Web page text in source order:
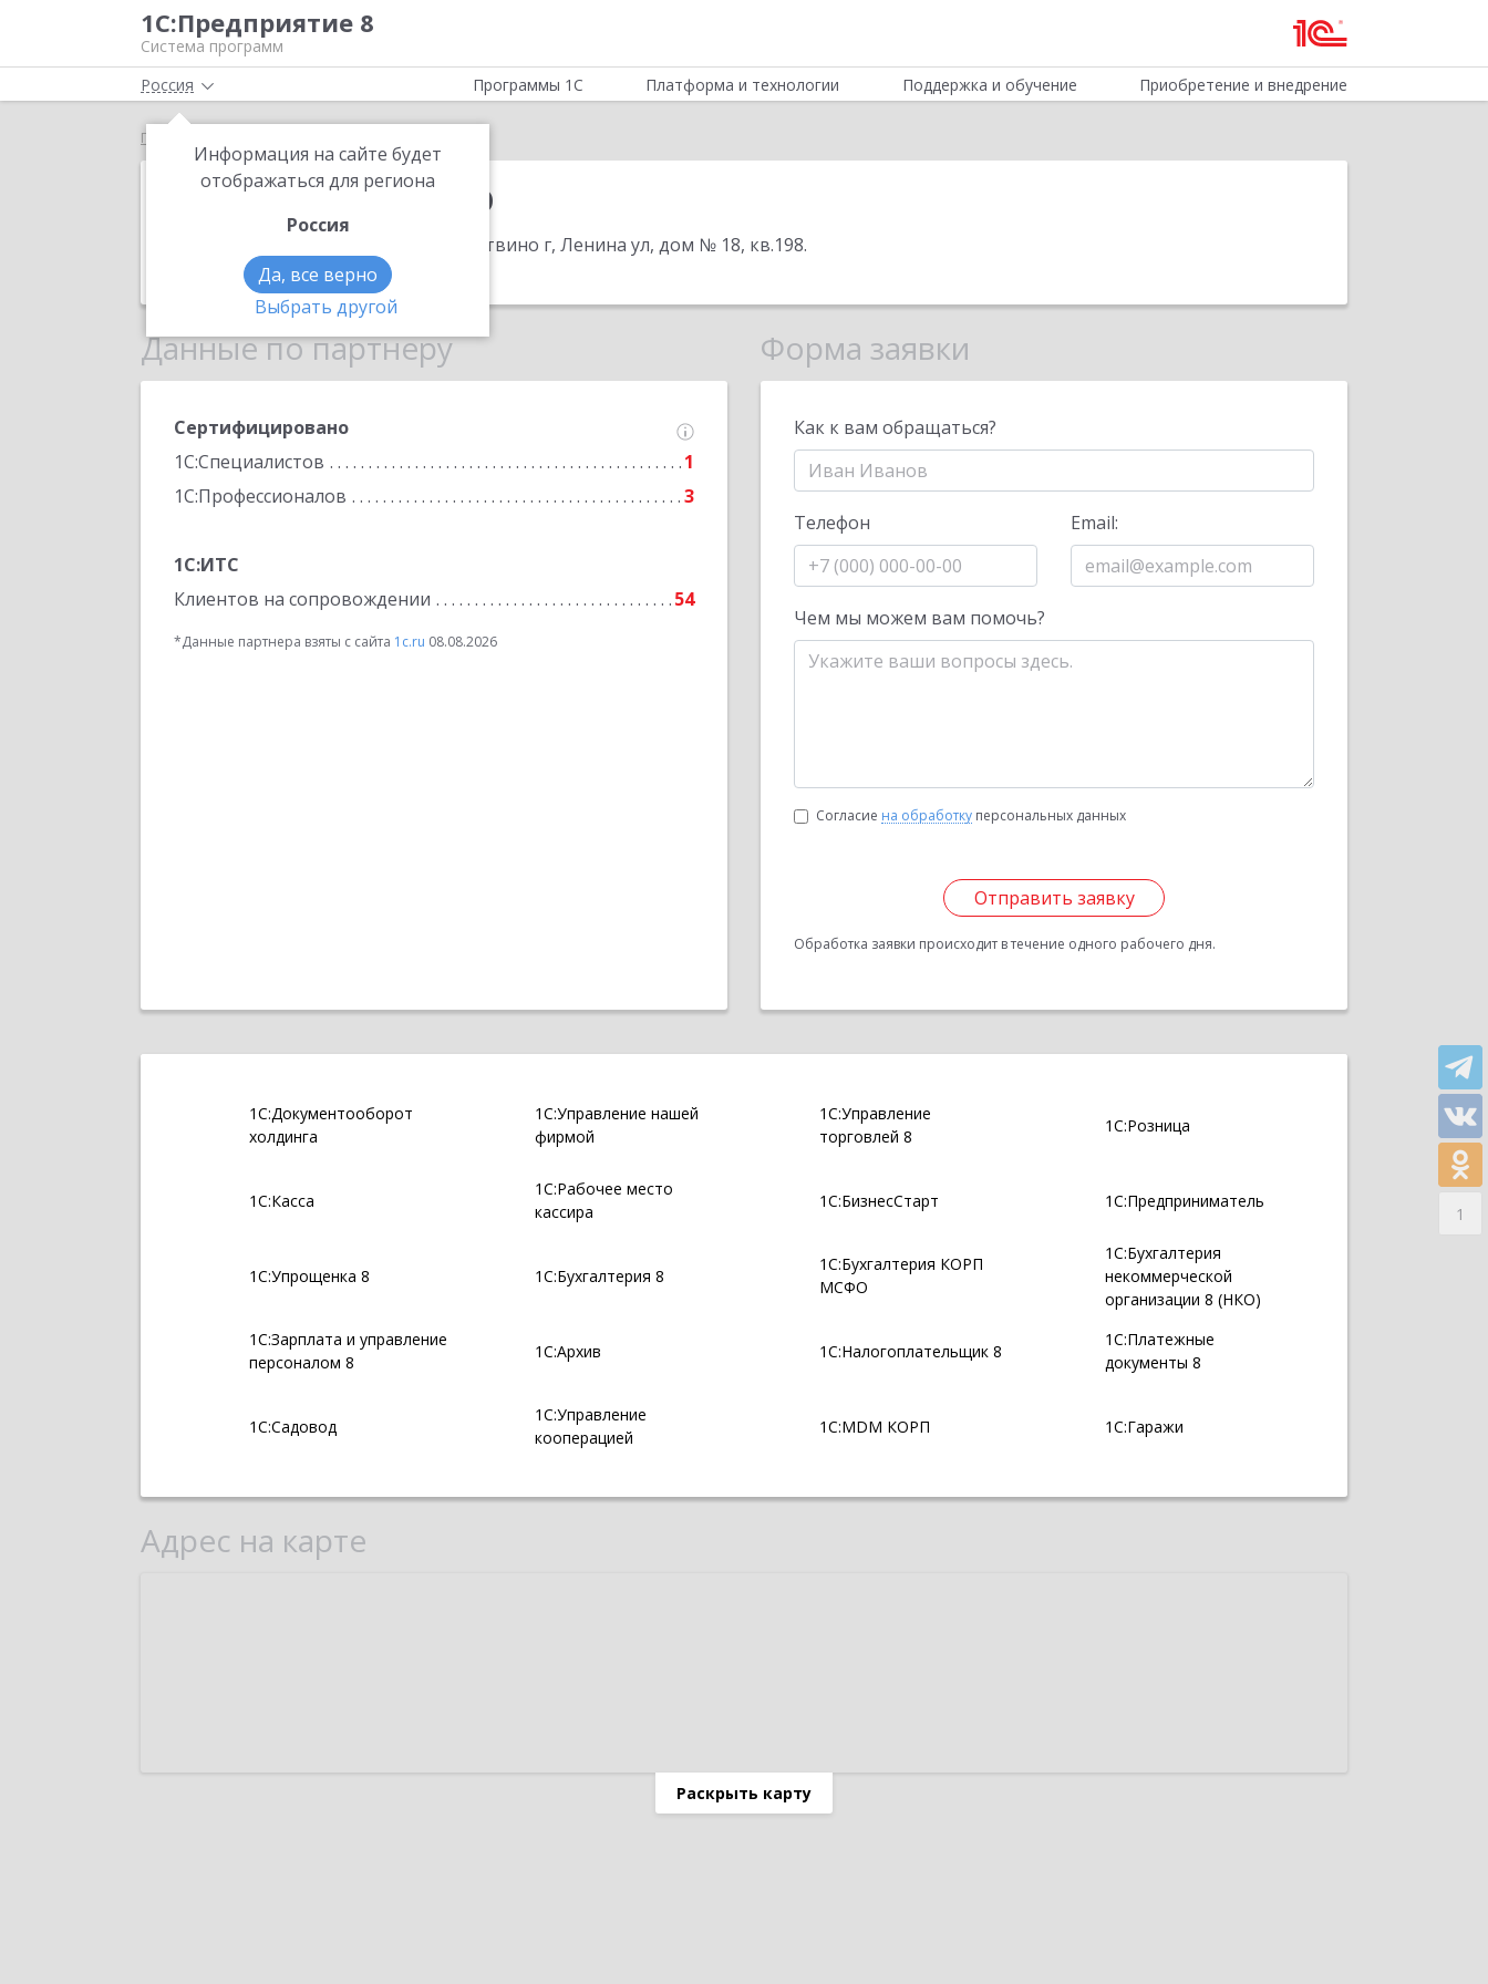
1С:Предприятие 8
Система программ
Россия
Информация на сайте будет
отображаться для региона
Россия
Да, все верно
Выбрать другой
Программы 1С Платформа и технологии Поддержка и обучение Приобретение и внедрение
Главная
Гармония-Про
142280, Московская обл, Протвино г, Ленина ул, дом № 18, кв.198.
Телефон: (4967) 74-2622
Данные по партнеру
Сертифицировано
1С:Специалистов
1
1С:Профессионалов
3
1С:ИТС
Клиентов на сопровождении
54
*Данные партнера взяты с сайта 1c.ru 08.08.2026
Форма заявки
Как к вам обращаться?
Телефон Email:
Чем мы можем вам помочь?
Согласие на обработку персональных данных
Отправить заявку
Обработка заявки происходит в течение одного рабочего дня.
1С:Документооборот
холдинга
1С:Управление нашей
фирмой
1С:Управление
торговлей 8
1С:Розница
1С:Касса
1С:Рабочее место
кассира
1С:БизнесСтарт 1С:Предприниматель
1С:Упрощенка 8 1С:Бухгалтерия 8
1С:Бухгалтерия КОРП
МСФО
1С:Бухгалтерия
некоммерческой
организации 8 (НКО)
1С:Зарплата и управление
персоналом 8
1С:Архив 1С:Налогоплательщик 8
1С:Платежные
документы 8
1С:Садовод
1С:Управление
кооперацией
1С:MDM КОРП 1С:Гаражи
Адрес на карте
Раскрыть карту
1